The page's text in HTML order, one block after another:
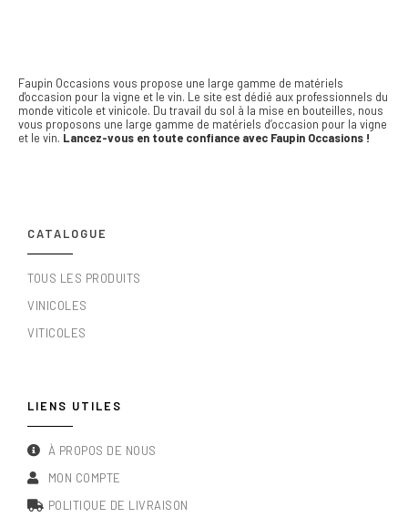
Faupin Occasions vous propose une large gamme de matériels
d'occasion pour la vigne et le vin. Le site est dédié aux professionnels du
monde viticole et vinicole. Du travail du sol à la mise en bouteilles, nous
vous proposons une large gamme de matériels d’occasion pour la vigne
et le vin. Lancez-vous en toute confiance avec Faupin Occasions !
CATALOGUE
TOUS LES PRODUITS
VINICOLES
VITICOLES
LIENS UTILES
À PROPOS DE NOUS
MON COMPTE
POLITIQUE DE LIVRAISON